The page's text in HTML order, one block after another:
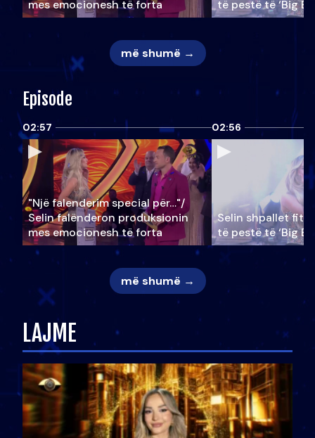
mes emocionesh të forta
të pestë të ‘Big
më shumë →
Episode
02:57
"Një falenderim special për…"/
Selin falënderon produksionin
mes emocionesh të forta
02:56
Selin shpallet
të pestë të ‘Big
më shumë →
LAJME